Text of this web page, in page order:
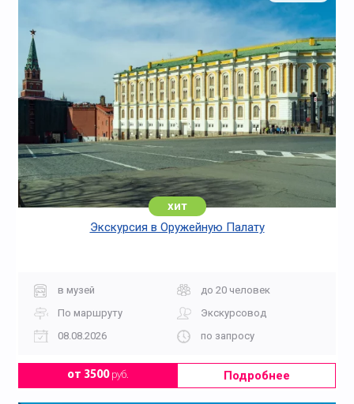
хит
Экскурсия в Оружейную Палату
в музей
до 20 человек
По маршруту
Экскурсовод
08.08.2026
по запросу
от 3500руб. Подробнее